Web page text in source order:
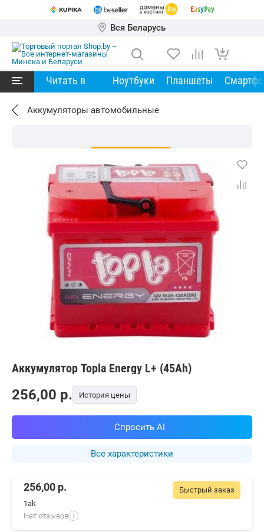
Вся Беларусь
Читать в Ноутбуки Планшеты
Аккумуляторы автомобильные
Аккумулятор Topla Energy L+ (45Ah)
Все характеристики
256,00 p. История цены
Спросить AI
Быстрый заказ
256,00 р.
1ak
Нет отзывов i